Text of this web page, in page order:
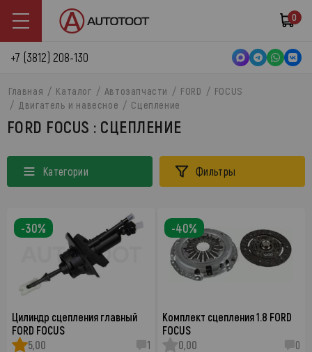
0
+7 (3812) 208-130
Главная Каталог Автозапчасти FORD
FOCUS
Двигатель и навесное
Сцепление
FORD FOCUS : СЦЕПЛЕНИЕ
Категории Фильтры
Цилиндр сцепления главный
FORD FOCUS
5,00
1
-30%
Комплект сцепления 1.8 FORD
FOCUS
0,00
0
-40%